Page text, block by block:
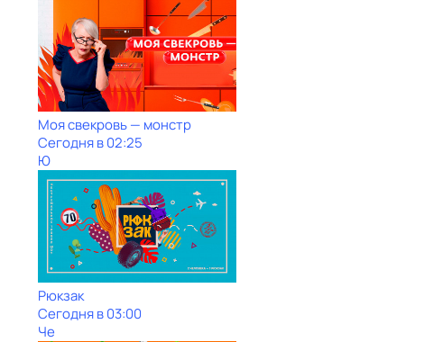
Моя свекровь — монстр
Сегодня в 02:25
Ю
Рюкзак
Сегодня в 03:00
Че